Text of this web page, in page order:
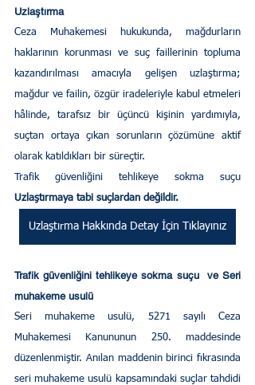
Uzlaştırma
Ceza Muhakemesi hukukunda, mağdurların
haklarının korunması ve suç faillerinin topluma
kazandırılması amacıyla gelişen uzlaştırma;
mağdur ve failin, özgür iradeleriyle kabul etmeleri
hâlinde, tarafsız bir üçüncü kişinin yardımıyla,
suçtan ortaya çıkan sorunların çözümüne aktif
olarak katıldıkları bir süreçtir.
Trafik güvenliğini tehlikeye sokma suçu
Uzlaştırmaya tabi suçlardan değildir.
Uzlaştırma Hakkında Detay İçin Tıklayınız
Trafik güvenliğini tehlikeye sokma suçu  ve Seri
muhakeme usulü
Seri muhakeme usulü, 5271 sayılı Ceza
Muhakemesi Kanununun 250. maddesinde
düzenlenmiştir. Anılan maddenin birinci fıkrasında
seri muhakeme usulü kapsamındaki suçlar tahdidi